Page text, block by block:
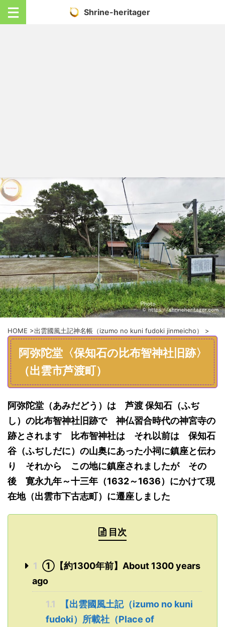
Shrine-heritager
HOME >出雲國風土記神名帳（izumo no kuni fudoki jinmeicho） >
阿弥陀堂〈保知石の比布智神社旧跡〉
（出雲市芦渡町）
阿弥陀堂（あみだどう）は 芦渡 保知石 （ふぢ
し） の比布智神社 旧跡で 神仏習合時代の神宮寺の
跡とされます 比布智神社は それ以前は 保知石
谷（ふぢしだに）の山奥にあった小祠に鎮座と伝わ
り それから この地に鎮座されましたが
その
後 寛永九年～十三年 （1632～1636） にかけて現
在地（出雲市下古志町） に遷座しました
目次
1 ①【約1300年前】About 1300 years
ago
1.1
【出雲國風土記（izumo no kuni
fudoki）所載社（Place of